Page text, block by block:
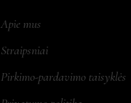
Apie mus
Straipsniai
Pirkimo-pardavimo taisyklės